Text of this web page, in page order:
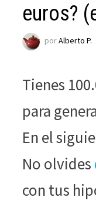
euros?
porAlberto P.
Tienes
para
En el
No olvides
con tus
funcione la
web.
Para que
podamos
funcionalidad
y estructura
de la web, en
base a cómo
se usa la web.